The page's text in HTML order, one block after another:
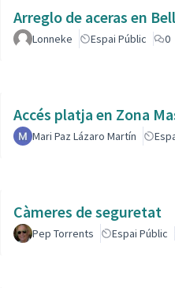
Arreglo de aceras en
Lonneke Espai Públic 0
Accés platja en Zona
Mari Paz Lázaro Martín
Càmeres de seguretat
Pep Torrents Espai Públic